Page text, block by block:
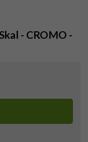
- CROMO -